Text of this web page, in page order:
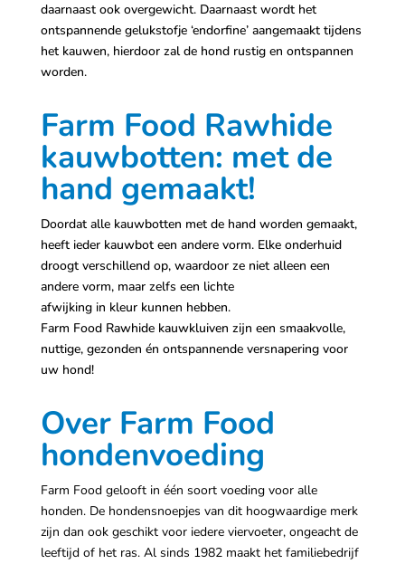
daarnaast ook overgewicht. Daarnaast wordt het
ontspannende gelukstofje ‘endorfine’ aangemaakt tijdens
het kauwen, hierdoor zal de hond rustig en ontspannen
worden.
Farm Food Rawhide
kauwbotten: met de
hand gemaakt!
Doordat alle kauwbotten met de hand worden gemaakt,
heeft ieder kauwbot een andere vorm. Elke onderhuid
droogt verschillend op, waardoor ze niet alleen een
andere vorm, maar zelfs een lichte
afwijking in kleur kunnen hebben.
Farm Food Rawhide kauwkluiven zijn een smaakvolle,
nuttige, gezonden én ontspannende versnapering voor
uw hond!
Over Farm Food
hondenvoeding
Farm Food gelooft in één soort voeding voor alle
honden. De hondensnoepjes van dit hoogwaardige merk
zijn dan ook geschikt voor iedere viervoeter, ongeacht de
leeftijd of het ras. Al sinds 1982 maakt het familiebedrijf